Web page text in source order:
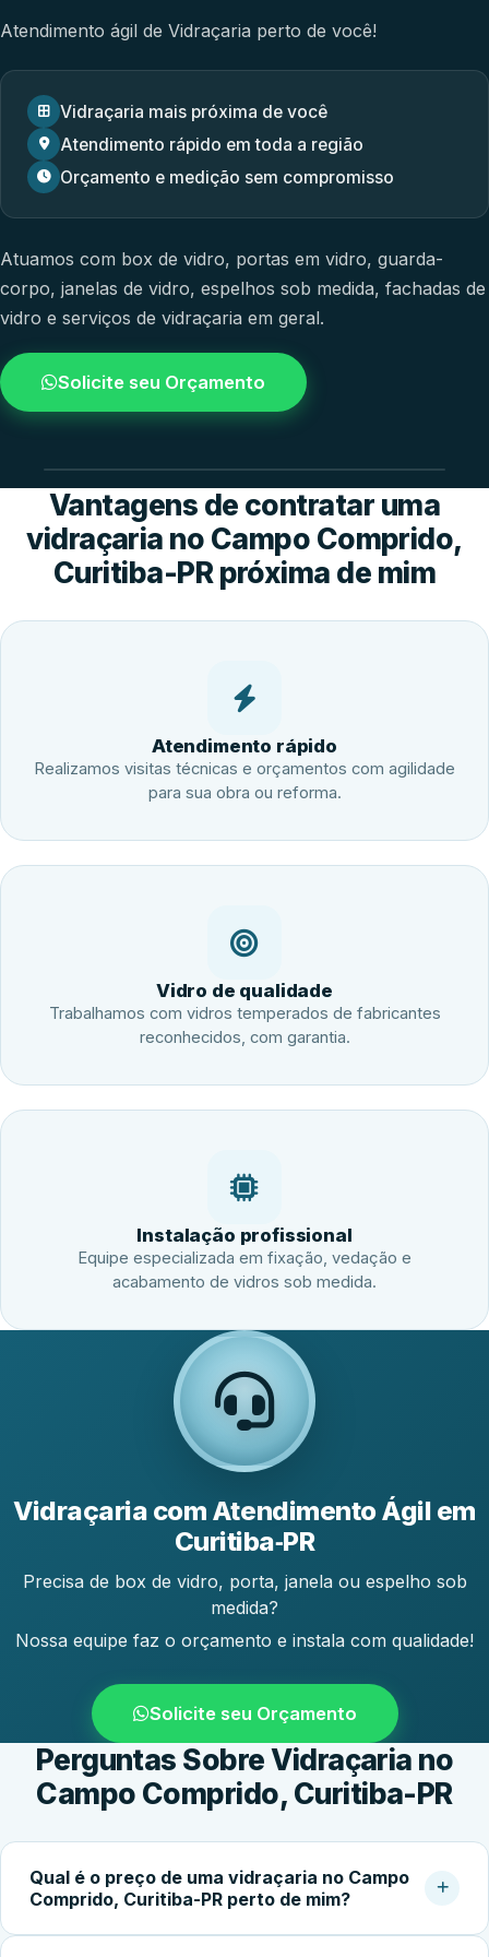
Atendimento ágil de Vidraçaria perto de você!
Vidraçaria mais próxima de você
Atendimento rápido em toda a região
Orçamento e medição sem compromisso
Atuamos com box de vidro, portas em vidro, guarda-
corpo, janelas de vidro, espelhos sob medida, fachadas de
vidro e serviços de vidraçaria em geral.
Solicite seu Orçamento
4.9 / 5.0
avaliacao dos clientes
Vantagens de contratar uma
vidraçaria no Campo Comprido,
Curitiba-PR próxima de mim
Atendimento rápido
Realizamos visitas técnicas e orçamentos com agilidade
para sua obra ou reforma.
Vidro de qualidade
Trabalhamos com vidros temperados de fabricantes
reconhecidos, com garantia.
Instalação profissional
Equipe especializada em fixação, vedação e
acabamento de vidros sob medida.
Vidraçaria com Atendimento Ágil em
Curitiba‑PR
Precisa de box de vidro, porta, janela ou espelho sob
medida?
Nossa equipe faz o orçamento e instala com qualidade!
Solicite seu Orçamento
Perguntas Sobre Vidraçaria no
Campo Comprido, Curitiba-PR
Qual é o preço de uma vidraçaria no Campo
Comprido, Curitiba-PR perto de mim?